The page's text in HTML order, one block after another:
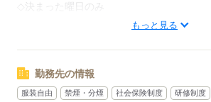
応募する
適度な出社頻度が人気です（∩´∀｀）♪
▼シフト例
◇決まった曜日のみ
あなたの都合で働いてOK♪
お仕事とプライベート
両方充実できます（＊＾＾）v☆
もっと見る
勤務先の情報
服装自由 禁煙・分煙 社会保険制度 研修制度